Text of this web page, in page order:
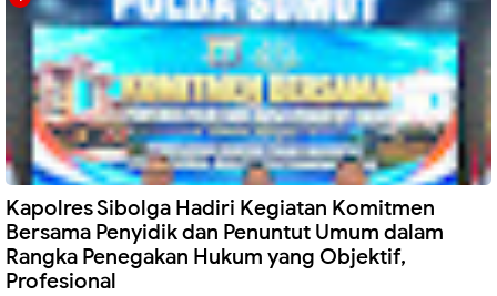
Kapolres Sibolga Hadiri Kegiatan Komitmen
Bersama Penyidik dan Penuntut Umum dalam
Rangka Penegakan Hukum yang Objektif,
Profesional